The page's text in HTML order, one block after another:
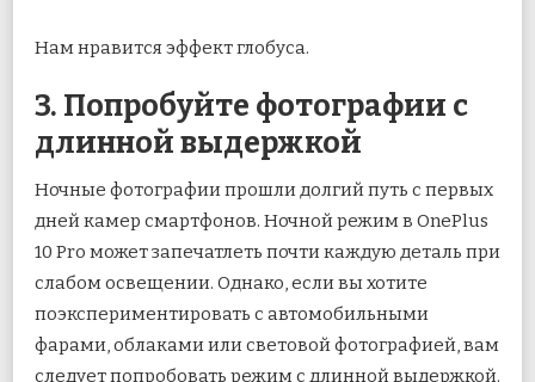
Нам нравится эффект глобуса.
3. Попробуйте фотографии с
длинной выдержкой
Ночные фотографии прошли долгий путь с первых
дней камер смартфонов. Ночной режим в OnePlus
10 Pro может запечатлеть почти каждую деталь при
слабом освещении. Однако, если вы хотите
поэкспериментировать с автомобильными
фарами, облаками или световой фотографией, вам
следует попробовать режим с длинной выдержкой.